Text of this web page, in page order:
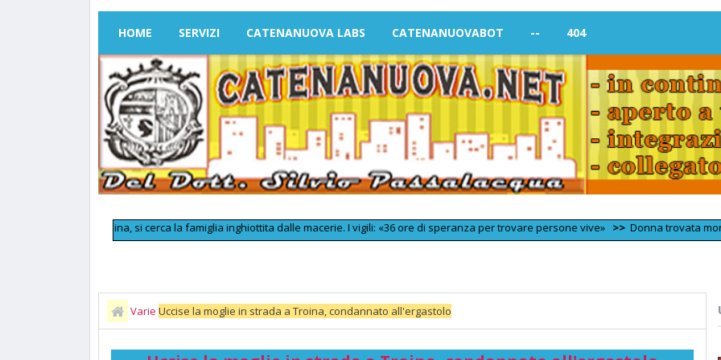
HOME SERVIZI CATENANUOVA LABS CATENANUOVABOT -- 404
Messina, si cerca la famiglia inghiottita dalle macerie. I vigili: «36 ore di speranza per trovare persone vive» >> Donna trovata morta in
Varie Uccise la moglie in strada a Troina, condannato all'ergastolo